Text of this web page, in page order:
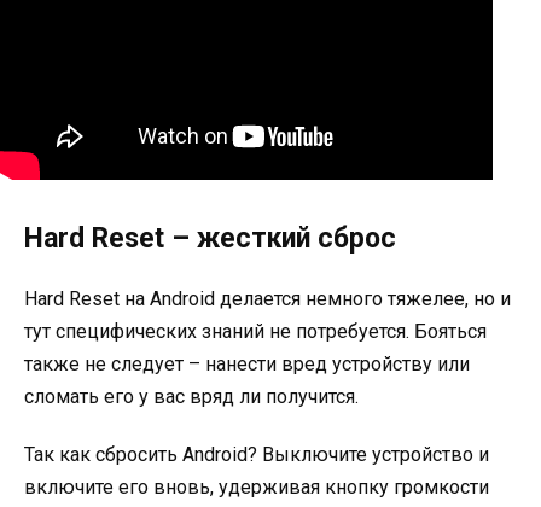
Hard Reset – жесткий сброс
Hard Reset на Android делается немного тяжелее, но и
тут специфических знаний не потребуется. Бояться
также не следует – нанести вред устройству или
сломать его у вас вряд ли получится.
Так как сбросить Android? Выключите устройство и
включите его вновь, удерживая кнопку громкости